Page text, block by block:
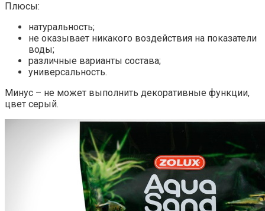
Плюсы:
натуральность;
не оказывает никакого воздействия на показатели
воды;
различные варианты состава;
универсальность.
Минус – не может выполнить декоративные функции,
цвет серый.